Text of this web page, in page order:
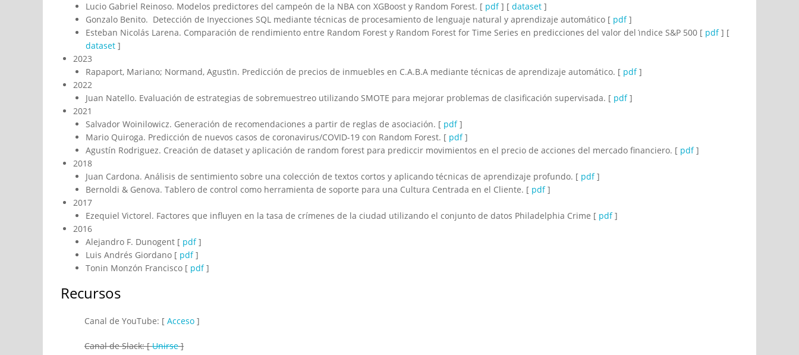
Lucio Gabriel Reinoso. Modelos predictores del campeón de la NBA con XGBoost y Random Forest. [ pdf] [ dataset ]
Gonzalo Benito. Detección de Inyecciones SQL mediante técnicas de procesamiento de lenguaje natural y aprendizaje automático [ pdf]
Esteban Nicolás Larena. Comparación de rendimiento entre Random Forest y Random Forest for Time Series en predicciones del valor del ı́ndice S&P 500 [ pdf] [
dataset ]
2023
Rapaport, Mariano; Normand, Agustı́n. Predicción de precios de inmuebles en C.A.B.A mediante técnicas de aprendizaje automático. [ pdf]
2022
Juan Natello. Evaluación de estrategias de sobremuestreo utilizando SMOTE para mejorar problemas de clasificación supervisada. [ pdf]
2021
Salvador Woinilowicz. Generación de recomendaciones a partir de reglas de asociación. [ pdf]
Mario Quiroga. Predicción de nuevos casos de coronavirus/COVID-19 con Random Forest. [ pdf]
Agustín Rodriguez. Creación de dataset y aplicación de random forest para prediccir movimientos en el precio de acciones del mercado financiero. [ pdf]
2018
Juan Cardona. Análisis de sentimiento sobre una colección de textos cortos y aplicando técnicas de aprendizaje profundo. [ pdf]
Bernoldi & Genova. Tablero de control como herramienta de soporte para una Cultura Centrada en el Cliente. [ pdf]
2017
Ezequiel Victorel. Factores que influyen en la tasa de crímenes de la ciudad utilizando el conjunto de datos Philadelphia Crime [ pdf]
2016
Alejandro F. Dunogent [ pdf]
Luis Andrés Giordano [ pdf]
Tonin Monzón Francisco [ pdf]
Recursos
Canal de YouTube: [ Acceso ]
Canal de Slack: [Unirse]